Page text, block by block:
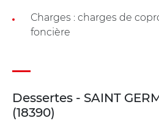
Charges : charges de
foncière
Dessertes - SAINT
(18390)